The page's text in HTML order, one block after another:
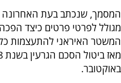
המסמך, שנכתב בעת האחרונה על
מגולל לפרטי פרטים כיצד
המשטר האיראני להתעצמות
באוקטובר.